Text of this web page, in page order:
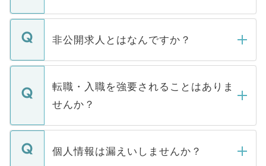
ご登録いただきましたら、弊社担当者がご
登録内容を確認し、その後メールもしくは
ます。通常、5営業日以内にはご連絡をせて
いただきますので、しばらくお待ちくださ
非公開求人とはなんですか？
マイナビDOCTORで取り扱っている求人の
うち約3割は、Webサイトからご覧いただ
けない「非公開求人」です。非公開求人は
下記の理由によって、一般には公開してい
ません。
■応募殺到を避けるため 人気のある医療機
転職・入職を強要されることはありま
せんか？
転職・入職を強要することは一切ありませ
ん。また、仮に応募先から内定をいただい
個人情報は漏えいしませんか？